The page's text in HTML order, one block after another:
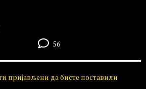
56
пријављени да бисте поставили